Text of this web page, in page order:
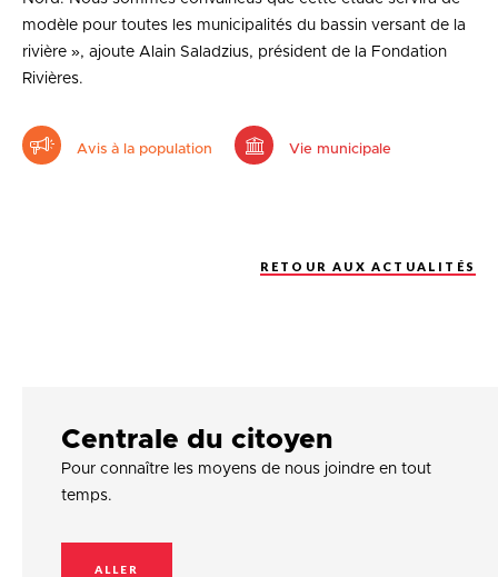
modèle pour toutes les municipalités du bassin versant de la
rivière », ajoute Alain Saladzius, président de la Fondation
Rivières.
Avis à la population Vie municipale
RETOUR AUX ACTUALITÉS
Centrale du citoyen
Pour connaître les moyens de nous joindre en tout
temps.
ALLER